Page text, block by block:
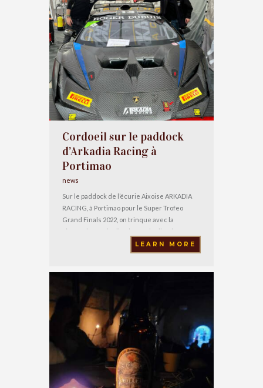
Cordoeil sur le paddock
d’Arkadia Racing à
Portimao
news
Sur le paddock de l’écurie Aixoise ARKADIA
RACING, à Portimao pour le Super Trofeo
Grand Finals 2022, on trinque avec la
Limonade Cordoeil et le Cordoeil Cola ! Très
fiers que nos produits soient au côté de
Stéphan Guérin qui a fini 3e du championnat
LEARN MORE